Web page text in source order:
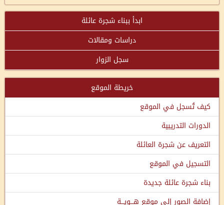
ابدأ ببناء شجرة عائلة
دراسات ومقالات
سجل الزوار
خريطة الموقع
كيف تُسجل في الموقع
الدورات التدريبية
التعريف عن شجرة العائلة
التسجيل في الموقع
بناء شجرة عائلة جديدة
إضافة الصور إلى موقع هـــويـــة